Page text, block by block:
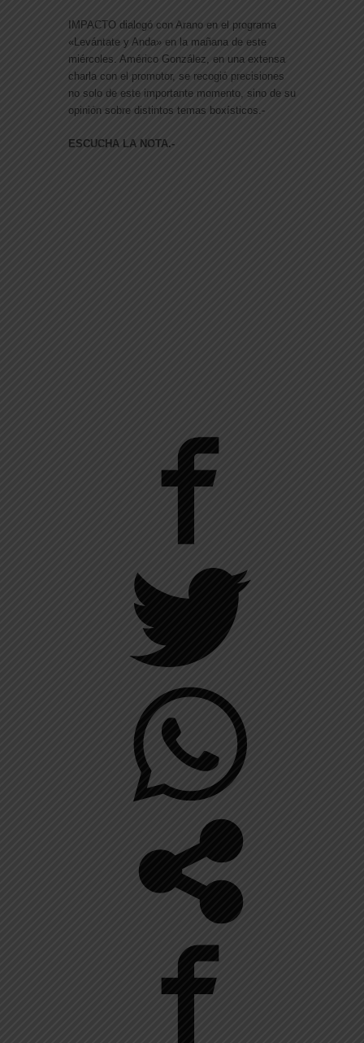
IMPACTO dialogó con Arano en el programa
«Levántate y Anda» en la mañana de este
miércoles. Américo González, en una extensa
charla con el promotor, se recogió precisiones
no solo de este importante momento, sino de su
opinión sobre distintos temas boxísticos.-
ESCUCHA LA NOTA.-